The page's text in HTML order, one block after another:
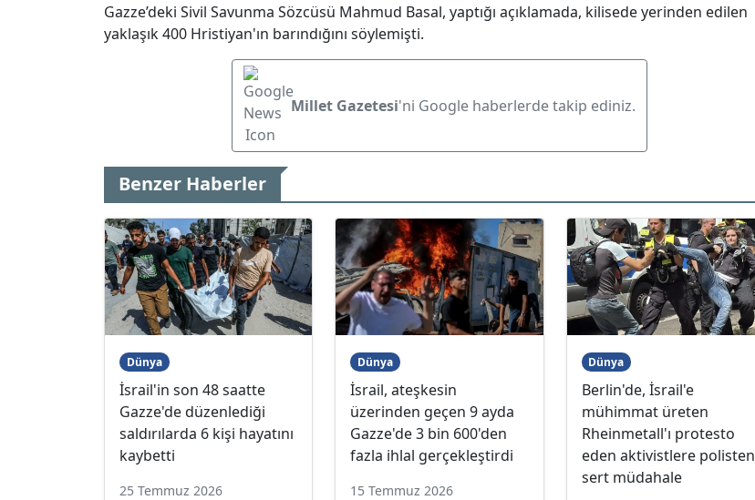
Gazze’deki Sivil Savunma Sözcüsü Mahmud Basal, yaptığı açıklamada, kilisede yerinden edilen
yaklaşık 400 Hristiyan'ın barındığını söylemişti.
Millet Gazetesi'ni Google haberlerde takip ediniz.
Benzer Haberler
Dünya
İsrail'in son 48 saatte
Gazze'de düzenlediği
saldırılarda 6 kişi hayatını
kaybetti
25 Temmuz 2026
Dünya
İsrail, ateşkesin
üzerinden geçen 9 ayda
Gazze'de 3 bin 600'den
fazla ihlal gerçekleştirdi
15 Temmuz 2026
Dünya
Berlin'de, İsrail'e
mühimmat üreten
Rheinmetall'ı protesto
eden aktivistlere polisten
sert müdahale